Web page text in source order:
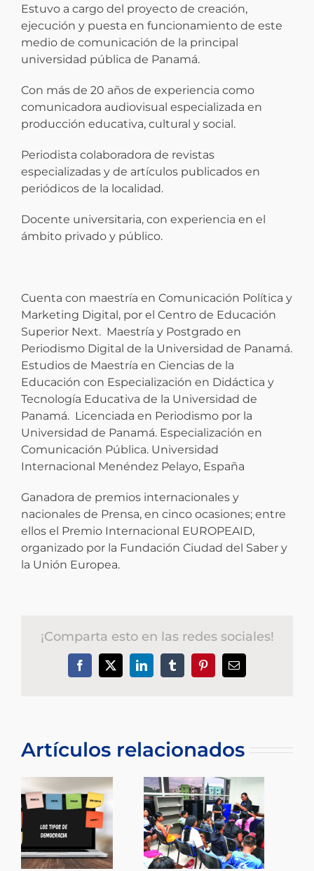
Estuvo a cargo del proyecto de creación,
ejecución y puesta en funcionamiento de este
medio de comunicación de la principal
universidad pública de Panamá.
Con más de 20 años de experiencia como
comunicadora audiovisual especializada en
producción educativa, cultural y social.
Periodista colaboradora de revistas
especializadas y de artículos publicados en
periódicos de la localidad.
Docente universitaria, con experiencia en el
ámbito privado y público.
Cuenta con maestría en Comunicación Política y
Marketing Digital, por el Centro de Educación
Superior Next. Maestría y Postgrado en
Periodismo Digital de la Universidad de Panamá.
Estudios de Maestría en Ciencias de la
Educación con Especialización en Didáctica y
Tecnología Educativa de la Universidad de
Panamá. Licenciada en Periodismo por la
Universidad de Panamá. Especialización en
Comunicación Pública. Universidad
Internacional Menéndez Pelayo, España
Ganadora de premios internacionales y
nacionales de Prensa, en cinco ocasiones; entre
ellos el Premio Internacional EUROPEAID,
organizado por la Fundación Ciudad del Saber y
la Unión Europea.
¡Comparta esto en las redes sociales!
Facebook
X LinkedInTumblrPinterestCorreo
Artículos relacionados